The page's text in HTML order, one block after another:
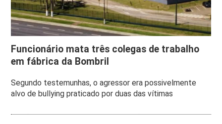
Funcionário mata três colegas de trabalho
em fábrica da Bombril
Segundo testemunhas, o agressor era possivelmente
alvo de bullying praticado por duas das vítimas